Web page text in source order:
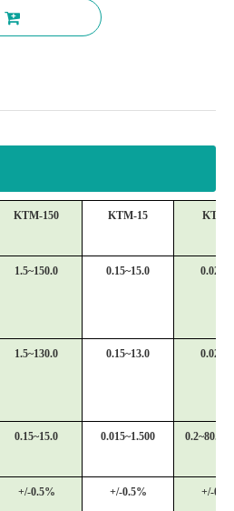
KTM-150 KTM-15 KTM-
1.5~150.0 0.15~15.0
1.5~130.0 0.15~13.0
0.15~15.0 0.015~1.500
+/-0.5% +/-0.5% +/-